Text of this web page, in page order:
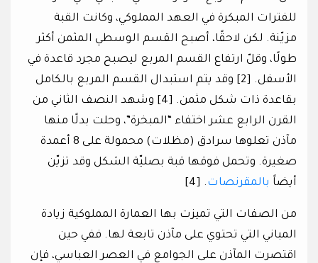
للفترات المبكرة في العهد المملوكي، وكانت القبة
مزيّنة. لكن لاحقًا، أصبح القسم الوسطي المثمن أكثر
طولًا، وقلّ ارتفاع القسم المربع ليصبح مجرد قاعدة في
الأسفل. [2] وقد يتم استبدال القسم المربع بالكامل
بقاعدة ذات شكل مثمن. [4] وشهد النصف الثاني من
القرن الرابع عشر اختفاء “المبخرة”، وحلت بدلًا منها
مآذن تعلوها سرادق (مظلات) محمولة على 8 أعمدة
صغيرة. وتحمل فوقها قبة بصليّة الشكل وقد تزيّن
أيضاً بالمقرنصات. [4]
من الصفات التي تميزت بها العمارة المملوكية زيادة
المباني التي تحتوي على مآذن تابعة لها. ففي حين
اقتصرت المآذن على الجوامع في العصر العباسي، فإن